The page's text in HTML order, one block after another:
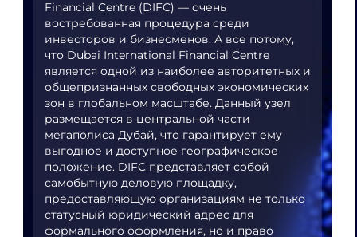
Financial Centre (DIFC) — очень
востребованная процедура среди
инвесторов и бизнесменов. А все потому,
что Dubai International Financial Centre
является одной из наиболее авторитетных и
общепризнанных свободных экономических
зон в глобальном масштабе. Данный узел
размещается в центральной части
мегаполиса Дубай, что гарантирует ему
выгодное и доступное географическое
положение. DIFC представляет собой
самобытную деловую площадку,
предоставляющую организациям не только
статусный юридический адрес для
формального оформления, но и право